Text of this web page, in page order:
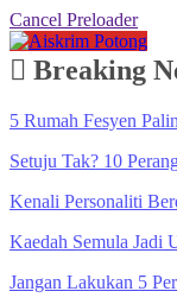
Cancel Preloader
Breaking
5 Rumah Fesyen
Setuju Tak? 10
Kenali Personaliti
Kaedah Semula Jadi
Jangan Lakukan 5